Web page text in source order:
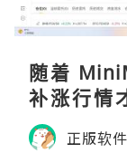
随着
补涨行情
即，基本
顺势做多
正版软